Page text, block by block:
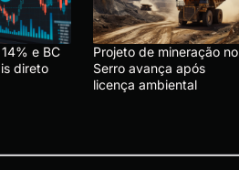
e BC
direto
Projeto de mineração no
Serro avança após
licença ambiental